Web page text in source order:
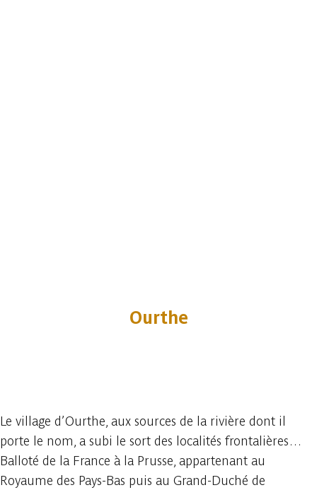
Ourthe
Le village d’Ourthe, aux sources de la rivière dont il
porte le nom, a subi le sort des localités frontalières…
Balloté de la France à la Prusse, appartenant au
Royaume des Pays-Bas puis au Grand-Duché de